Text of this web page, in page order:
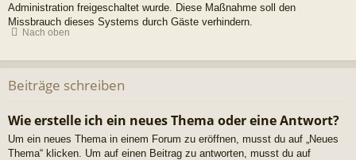
Administration freigeschaltet wurde. Diese Maßnahme soll den
Missbrauch dieses Systems durch Gäste verhindern.
Nach oben
Beiträge schreiben
Wie erstelle ich ein neues Thema oder eine Antwort?
Um ein neues Thema in einem Forum zu eröffnen, musst du auf „Neues
Thema“ klicken. Um auf einen Beitrag zu antworten, musst du auf